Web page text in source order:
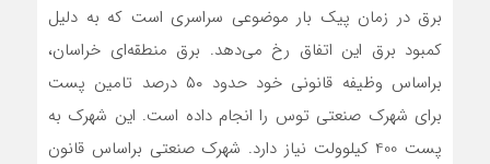
برق در زمان پیک بار موضوعی سراسری است که به دلیل
کمبود برق این اتفاق رخ می‌دهد. برق منطقه‌ای خراسان،
براساس وظیفه قانونی خود حدود ۵۰ درصد تامین پست
برای شهرک صنعتی توس را انجام داده است. این شهرک به
پست 400 کیلوولت نیاز دارد. شهرک صنعتی براساس قانون